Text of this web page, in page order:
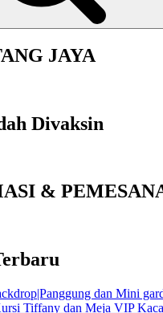
JAYA
Divaksin
&
dan Mini
Tiffany dan Meja VIP